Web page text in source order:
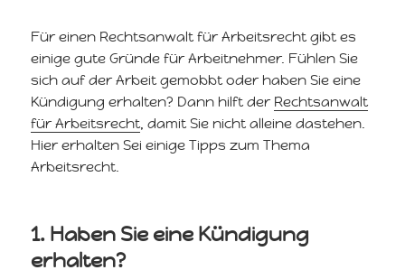
Für einen Rechtsanwalt für Arbeitsrecht gibt es
einige gute Gründe für Arbeitnehmer. Fühlen Sie
sich auf der Arbeit gemobbt oder haben Sie eine
Kündigung erhalten? Dann hilft der Rechtsanwalt
für Arbeitsrecht, damit Sie nicht alleine dastehen.
Hier erhalten Sei einige Tipps zum Thema
Arbeitsrecht.
1. Haben Sie eine Kündigung
erhalten?